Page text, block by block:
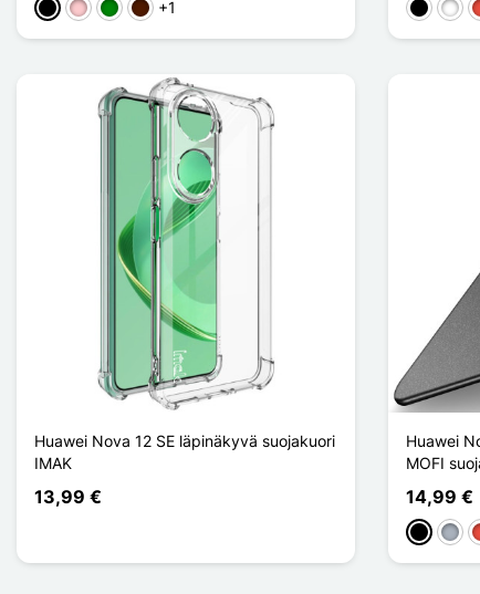
MustaPinkkiVihreäMarron Foncé
+1 Musta
Huawei Nova 12 SE läpinäkyvä suojakuori
IMAK
13,99 €
Huawei
MOFI
14,99 €
Musta